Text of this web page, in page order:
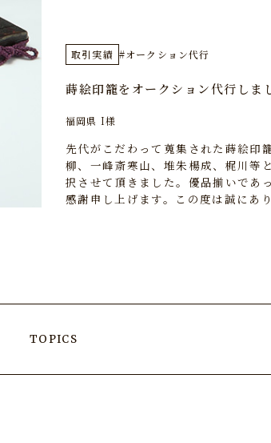
取引実績 #オークション代行
蒔絵印籠をオークション代行しま
福岡県 I様
先代がこだわって蒐集された蒔絵印
柳、一峰斎寒山、堆朱楊成、梶川等
択させて頂きました。優品揃いであ
感謝申し上げます。この度は誠にあ
TOPICS